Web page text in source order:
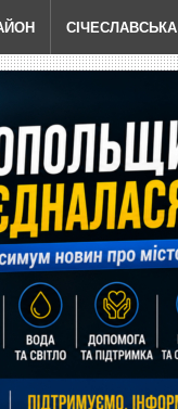
СІЧЕСЛАВСЬКА